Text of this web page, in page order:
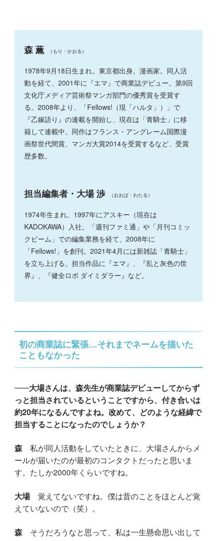
森 薫 （もり・かおる）
1978年9月18日生まれ。東京都出身。漫画家。同人活
動を経て、2001年に『エマ』で商業誌デビュー。第9回
文化庁メディア芸術祭マンガ部門の優秀賞を受賞す
る。2008年より、「Fellows!（現「ハルタ」）」で
『乙嫁語り』の連載を開始し、現在は「青騎士」に移
籍して連載中。同作はフランス・アングレーム国際漫
画祭世代間賞、マンガ大賞2014を受賞するなど、受賞
歴多数。
担当編集者・大場 渉 （おおば・わたる）
1974年生まれ。1997年にアスキー（現在は
KADOKAWA）入社。「週刊ファミ通」や「月刊コミッ
クビーム」での編集業務を経て、2008年に
「Fellows!」を創刊。2021年4月には新雑誌「青騎士」
を立ち上げる。担当作品に『エマ』、『乱と灰色の世
界』、『健全ロボ ダイミダラー』など。
初の商業誌に緊張…それまでネームを描いた
こともなかった
大場さんは、森先生が商業誌デビューしてからず
っと担当されているということですから、付き合いは
約20年になるんですよね。改めて、どのような経緯で
担当することになったのでしょうか？
森 私が同人活動をしていたときに、大場さんからメ
ールが届いたのが最初のコンタクトだったと思いま
す。たしか2000年くらいですね。
大場 覚えてないですね。僕は昔のことをほとんど覚
えていないので（笑）。
森 そうだろうなと思って、私は一生懸命思い出して